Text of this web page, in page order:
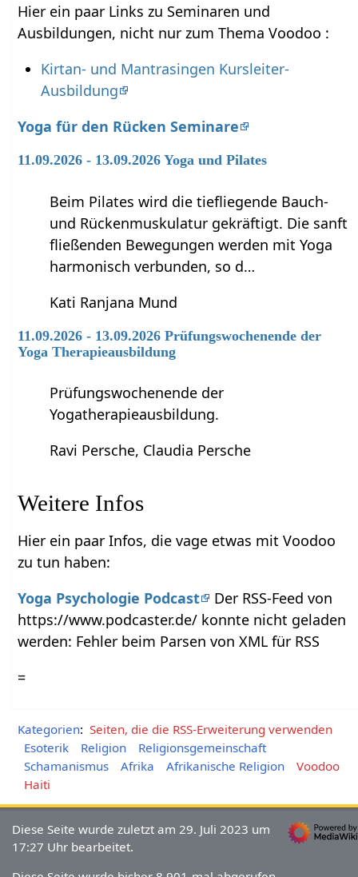
Hier ein paar Links zu Seminaren und
Ausbildungen, nicht nur zum Thema Voodoo :
Kirtan- und Mantrasingen Kursleiter-
Ausbildung
Yoga für den Rücken Seminare
11.09.2026 - 13.09.2026 Yoga und Pilates
Beim Pilates wird die tiefliegende Bauch-
und Rückenmuskulatur gekräftigt. Die sanft
fließenden Bewegungen werden mit Yoga
harmonisch verbunden, so d…
Kati Ranjana Mund
11.09.2026 - 13.09.2026 Prüfungswochenende der
Yoga Therapieausbildung
Prüfungswochenende der
Yogatherapieausbildung.
Ravi Persche, Claudia Persche
Weitere Infos
Hier ein paar Infos, die vage etwas mit Voodoo
zu tun haben:
Yoga Psychologie Podcast
Der RSS-Feed von
https://www.podcaster.de/ konnte nicht geladen
werden: Fehler beim Parsen von XML für RSS
=
Kategorien: Seiten, die die RSS-Erweiterung verwenden
Esoterik
Religion
Religionsgemeinschaft
Schamanismus
Afrika Afrikanische Religion
Voodoo
Haiti
Diese Seite wurde zuletzt am 29. Juli 2023 um
17:27 Uhr bearbeitet.